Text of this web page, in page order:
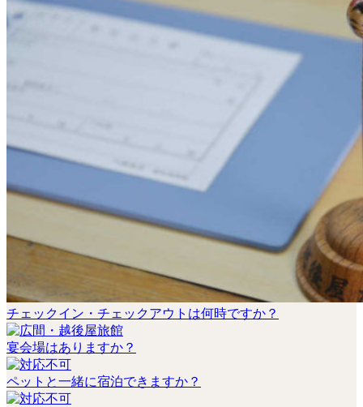
チェックイン・チェックアウトは何時ですか？
宴会場はありますか？
ペットと一緒に宿泊できますか？